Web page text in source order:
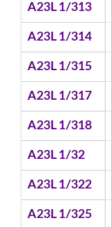
A23L 1/313
A23L 1/314
A23L 1/315
A23L 1/317
A23L 1/318
A23L 1/32
A23L 1/322
A23L 1/325